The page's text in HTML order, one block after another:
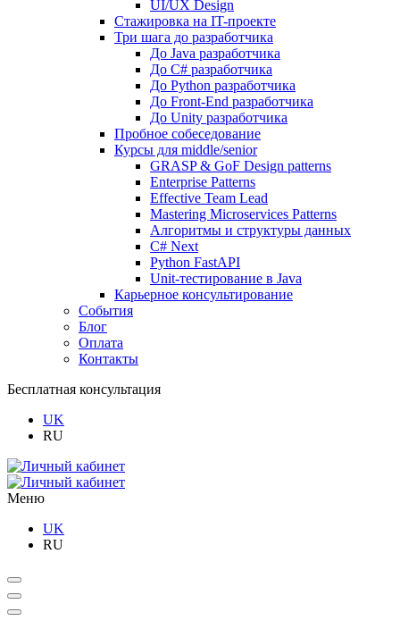
UI/UX Design
Стажировка на IT-проекте
Три шага до разработчика
До Java разработчика
До C# разработчика
До Python разработчика
До Front-End разработчика
До Unity разработчика
Пробное собеседование
Курсы для middle/senior
GRASP & GoF Design patterns
Enterprise Patterns
Effective Team Lead
Mastering Microservices Patterns
Алгоритмы и структуры данных
C# Next
Python FastAPI
Unit-тестирование в Java
Карьерное консультирование
События
Блог
Оплата
Контакты
Бесплатная консультация
UK
RU
Меню
UK
RU